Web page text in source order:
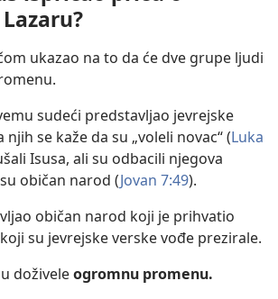
ukazao na to da će dve grupe ljudi
sudeći predstavljao jevrejske
njih se kaže da su „voleli novac“ (Luka
Isusa, ali su odbacili njegova
običan narod (Jovan 7:49).
običan narod koji je prihvatio
su jevrejske verske vođe prezirale.
doživeleogromnu promenu.